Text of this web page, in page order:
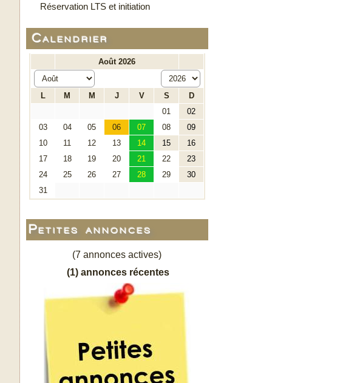
Réservation LTS et initiation
Calendrier
Petites annonces
(7 annonces actives)
(1) annonces récentes